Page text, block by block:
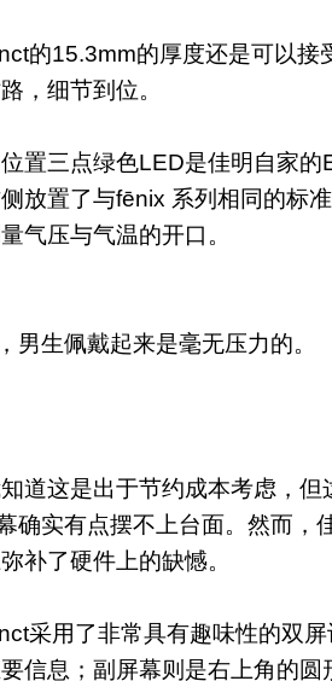
的15.3mm的厚度还是可以接
，细节到位。
置三点绿色LED是佳明自家
放置了与fēnix 系列相同的标
气压与气温的开口。
男生佩戴起来是毫无压力的。
道这是出于节约成本考虑，
确实有点摆不上台面。然而，
补了硬件上的缺憾。
采用了非常具有趣味性的双
信息；副屏幕则是右上角的圆